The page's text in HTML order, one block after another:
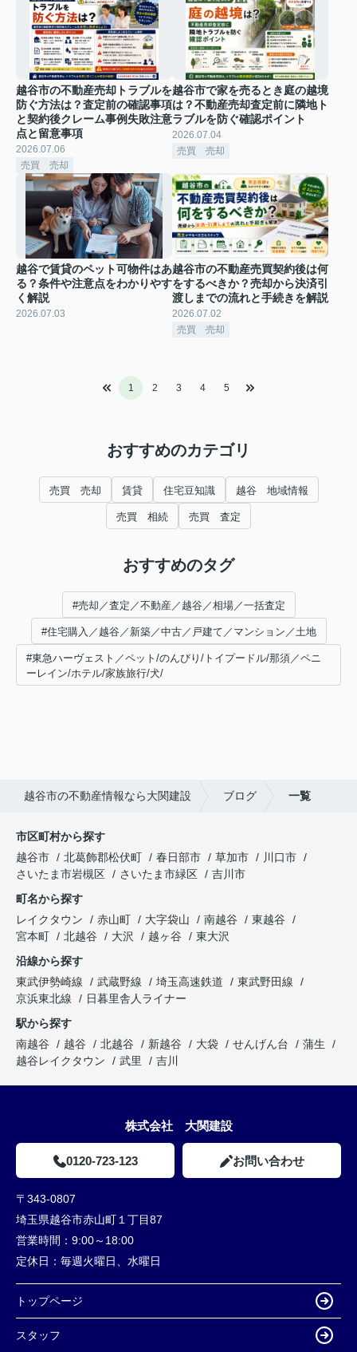
越谷市の不動産売却トラブルを
防ぐ方法は？査定前の確認事項
と契約後クレーム事例失敗注意
点と留意事項
2026.07.06
売買 売却
越谷市で家を売るとき庭の越境
は？不動産売却査定前に隣地ト
ラブルを防ぐ確認ポイント
2026.07.04
売買 売却
越谷で賃貸のペット可物件はあ
る？条件や注意点をわかりやす
く解説
2026.07.03
越谷市の不動産売買契約後は何
をするべきか？売却から決済引
渡しまでの流れと手続きを解説
2026.07.02
売買 売却
1 2 3 4 5
おすすめのカテゴリ
売買 売却 賃貸 住宅豆知識 越谷 地域情報
売買 相続 売買 査定
おすすめのタグ
#売却／査定／不動産／越谷／相場／一括査定
#住宅購入／越谷／新築／中古／戸建て／マンション／土地
#東急ハーヴェスト／ペット/のんびり/トイプードル/那須／ペニ
ーレイン/ホテル/家族旅行/犬/
越谷市の不動産情報なら大関建設 ブログ 一覧
市区町村から探す
越谷市
北葛飾郡松伏町 春日部市 草加市
川口市
さいたま市岩槻区
さいたま市緑区
吉川市
町名から探す
レイクタウン
赤山町 大字袋山 南越谷
東越谷
宮本町
北越谷 大沢 越ヶ谷
東大沢
沿線から探す
東武伊勢崎線
武蔵野線 埼玉高速鉄道
東武野田線
京浜東北線
日暮里舎人ライナー
駅から探す
南越谷
越谷 北越谷 新越谷 大袋 せんげん台
蒲生
越谷レイクタウン
武里 吉川
株式会社 大関建設
0120-723-123 お問い合わせ
〒343-0807
埼玉県越谷市赤山町１丁目87
営業時間： 9:00～18:00
定休日： 毎週火曜日、水曜日
トップページ
スタッフ